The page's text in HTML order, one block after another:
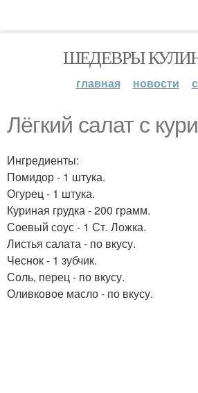
ШЕДЕВРЫ
главная новости
Лёгкий салат с
Ингредиенты:
Помидор - 1 штука.
Огурец - 1 штука.
Куриная грудка - 200 грамм.
Соевый соус - 1 Ст. Ложка.
Листья салата - по вкусу.
Чеснок - 1 зубчик.
Соль, перец - по вкусу.
Оливковое масло - по вкусу.